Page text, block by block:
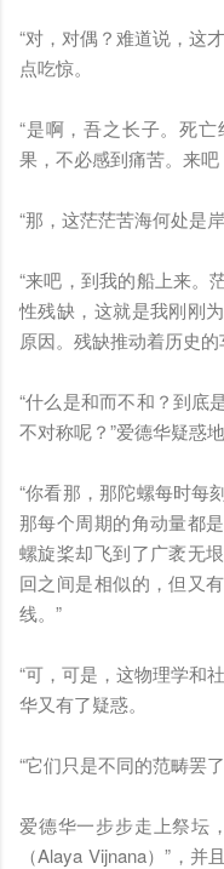
“对，对偶？难道说，这
点吃惊。
“是啊，吾之长子。死
果，不必感到痛苦。来吧
“那，这茫茫苦海何处是
“来吧，到我的船上来。
性残缺，这就是我刚刚
原因。残缺推动着历史
“什么是和而不和？到底
不对称呢？”爱德华疑惑
“你看那，那陀螺每时每
那每个周期的角动量都
螺旋桨却飞到了广袤无
回之间是相似的，但又
线。”
“可，可是，这物理学和
华又有了疑惑。
“它们只是不同的范畴罢
爱德华一步步走上祭坛
（Alaya Vijnana）”，